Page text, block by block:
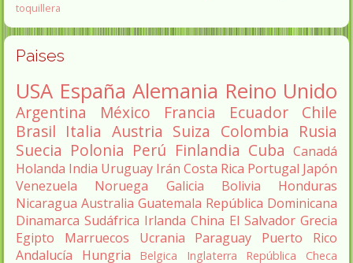
toquillera
Paises
USA España Alemania Reino Unido
Argentina México Francia Ecuador
Chile
Brasil Italia Austria Suiza Colombia Rusia
Suecia Polonia Perú Finlandia Cuba Canadá
Holanda India Uruguay Irán Costa Rica Portugal Japón
Venezuela
Noruega Galicia Bolivia
Honduras
Nicaragua Australia Guatemala República Dominicana
Dinamarca Sudáfrica Irlanda China El Salvador Grecia
Egipto
Marruecos Ucrania Paraguay
Puerto Rico
Andalucía
Hungria Belgica Inglaterra
República Checa